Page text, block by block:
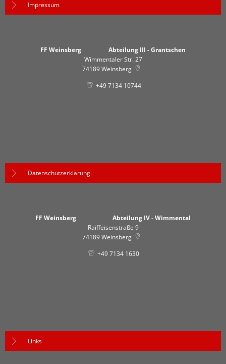
Impressum
FF Weinsberg Abteilung III - Grantschen
Wimmentaler Str. 27
74189Weinsberg
+49 7134 10744
Datenschutzerklärung
FF Weinsberg Abteilung IV - Wimmental
Raiffeisenstraße 9
74189Weinsberg
+49 7134 1630
Links